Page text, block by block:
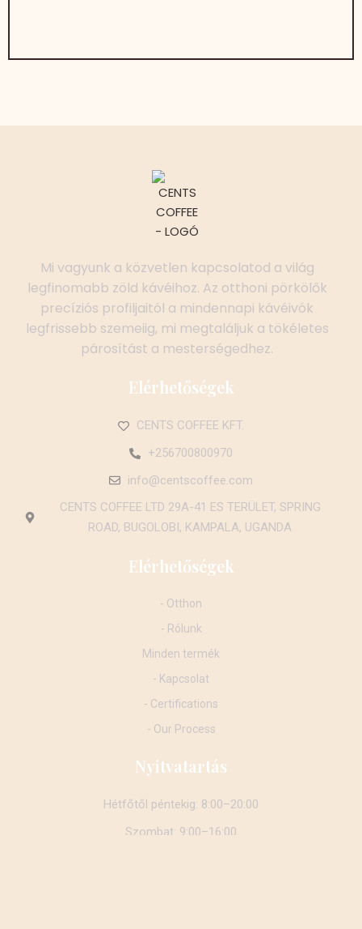
Mi vagyunk a közvetlen kapcsolatod a világ
legfinomabb zöld kávéihoz. Az otthoni pörkölők
precíziós profiljaitól a mindennapi kávéivók
legfrissebb szemeiig, mi megtaláljuk a tökéletes
párosítást a mesterségedhez.
Elérhetőségek
CENTS COFFEE KFT.
+256700800970
info@centscoffee.com
CENTS COFFEE LTD 29A-41 ES TERÜLET, SPRING
ROAD, BUGOLOBI, KAMPALA, UGANDA
Elérhetőségek
- Otthon
- Rólunk
Minden termék
- Kapcsolat
- Certifications
- Our Process
Nyitvatartás
Hétfőtől péntekig: 8:00–20:00
Szombat: 9:00–16:00